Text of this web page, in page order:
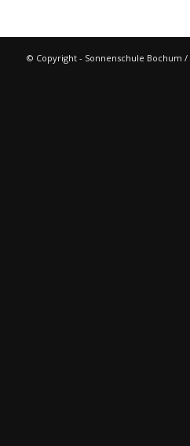
© Copyright - Sonnenschule Bochum /